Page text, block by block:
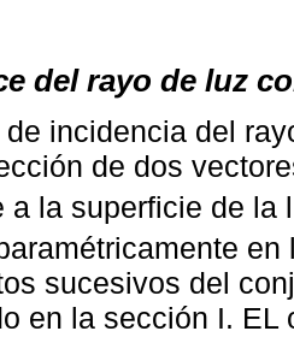
del rayo de luz
de incidencia del
de dos
a la superficie de
sucesivos del
en la sección I. EL